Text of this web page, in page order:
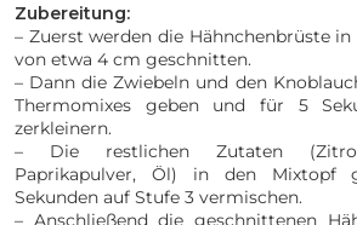
Zubereitung:
– Zuerst werden die Hähnchenbrüste
von etwa 4 cm geschnitten.
– Dann die Zwiebeln und den
Thermomixes geben und für 5
zerkleinern.
– Die restlichen Zutaten
Paprikapulver, Öl) in den Mixtopf
Sekunden auf Stufe 3 vermischen.
– Anschließend die geschnittenen